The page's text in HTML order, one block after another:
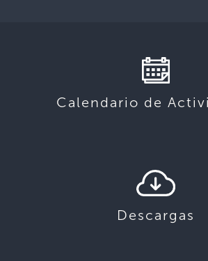
Calendario de
Descargas